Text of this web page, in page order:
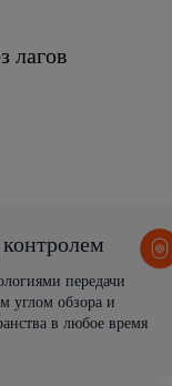
лагов
передачи
углом обзора и
в любое время